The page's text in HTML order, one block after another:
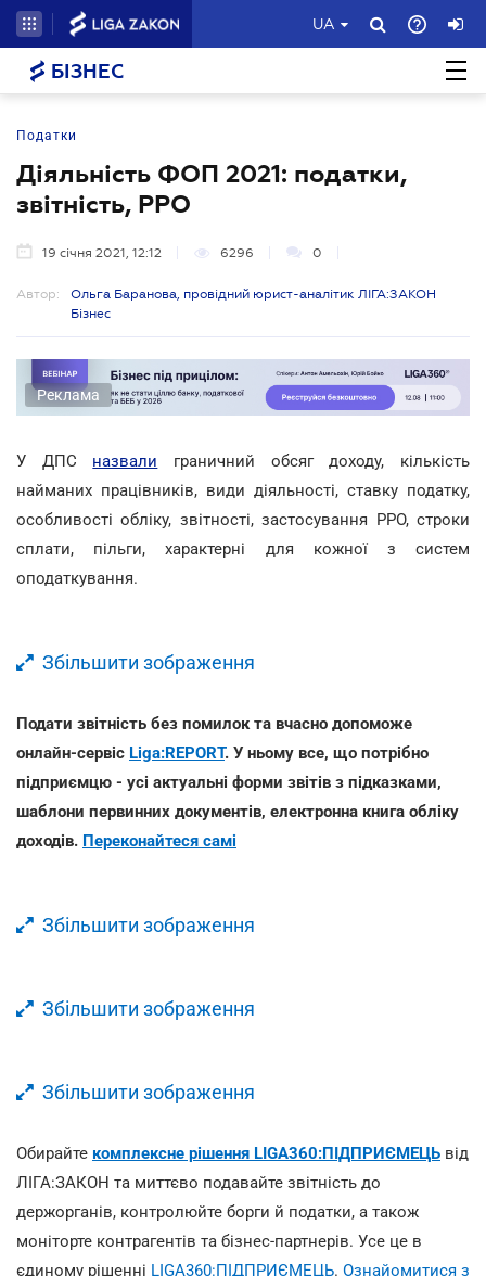
UA
БІЗНЕС
Податки
Діяльність ФОП 2021: податки,
звітність, РРО
19 січня 2021, 12:12 6296 0
Автор:
Ольга Баранова, провідний юрист-аналітик ЛІГА:ЗАКОН
Бізнес
Реклама
У ДПС назвали граничний обсяг доходу, кількість
найманих працівників, види діяльності, ставку податку,
особливості обліку, звітності, застосування РРО, строки
сплати, пільги, характерні для кожної з систем
оподаткування.
Збільшити зображення
Подати звітність без помилок та вчасно допоможе
онлайн-сервіс Liga:REPORT. У ньому все, що потрібно
підприємцю - усі актуальні форми звітів з підказками,
шаблони первинних документів, електронна книга обліку
доходів. Переконайтеся самі
Збільшити зображення
Збільшити зображення
Збільшити зображення
Обирайте комплексне рішення LIGA360:ПІДПРИЄМЕЦЬ від
ЛІГА:ЗАКОН та миттєво подавайте звітність до
держорганів, контролюйте борги й податки, а також
моніторте контрагентів та бізнес-партнерів. Усе це в
єдиному рішенні LIGA360:ПІДПРИЄМЕЦЬ. Ознайомитися з